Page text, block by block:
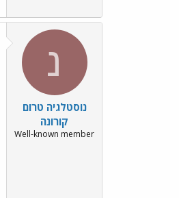
נ
נוסטלגיה טרום
קורונה
Well-known member